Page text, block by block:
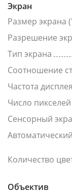
Экран
Размер экрана
Разрешение
Тип экрана
Соотношение
Частота
Число
Сенсорный
Количество
Объектив